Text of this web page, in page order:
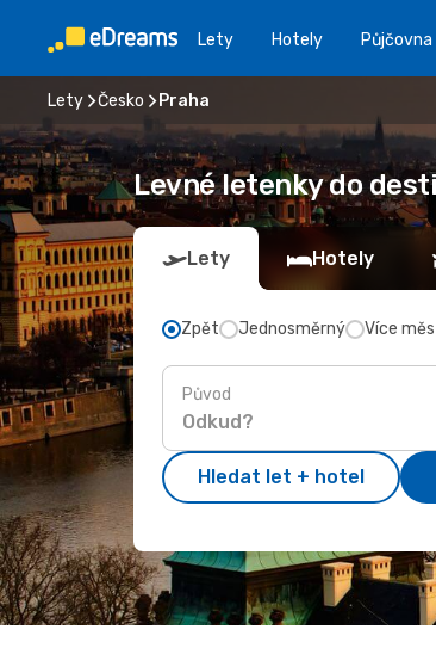
Lety Hotely
Lety Česko Praha
Levné letenky do
Lety Hotely
Zpět Jednosměrný Více
Původ
Hledat let + hotel